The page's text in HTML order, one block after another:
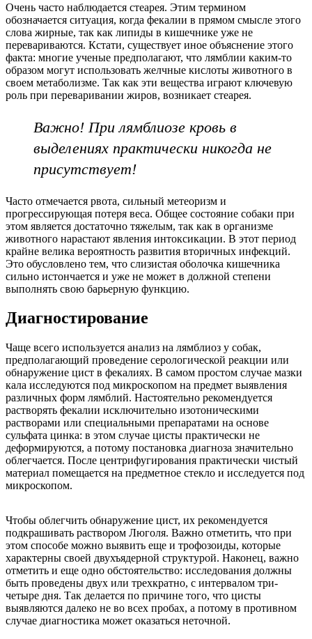
Очень часто наблюдается стеарея. Этим термином
обозначается ситуация, когда фекалии в прямом смысле этого
слова жирные, так как липиды в кишечнике уже не
перевариваются. Кстати, существует иное объяснение этого
факта: многие ученые предполагают, что лямблии каким-то
образом могут использовать желчные кислоты животного в
своем метаболизме. Так как эти вещества играют ключевую
роль при переваривании жиров, возникает стеарея.
Важно! При лямблиозе кровь в
выделениях практически никогда не
присутствует!
Часто отмечается рвота, сильный метеоризм и
прогрессирующая потеря веса. Общее состояние собаки при
этом является достаточно тяжелым, так как в организме
животного нарастают явления интоксикации. В этот период
крайне велика вероятность развития вторичных инфекций.
Это обусловлено тем, что слизистая оболочка кишечника
сильно истончается и уже не может в должной степени
выполнять свою барьерную функцию.
Диагностирование
Чаще всего используется анализ на лямблиоз у собак,
предполагающий проведение серологической реакции или
обнаружение цист в фекалиях. В самом простом случае мазки
кала исследуются под микроскопом на предмет выявления
различных форм лямблий. Настоятельно рекомендуется
растворять фекалии исключительно изотоническими
растворами или специальными препаратами на основе
сульфата цинка: в этом случае цисты практически не
деформируются, а потому постановка диагноза значительно
облегчается. После центрифугирования практически чистый
материал помещается на предметное стекло и исследуется под
микроскопом.
Чтобы облегчить обнаружение цист, их рекомендуется
подкрашивать раствором Люголя. Важно отметить, что при
этом способе можно выявить еще и трофозоиды, которые
характерны своей двухъядерной структурой. Наконец, важно
отметить и еще одно обстоятельство: исследования должны
быть проведены двух или трехкратно, с интервалом три-
четыре дня. Так делается по причине того, что цисты
выявляются далеко не во всех пробах, а потому в противном
случае диагностика может оказаться неточной.